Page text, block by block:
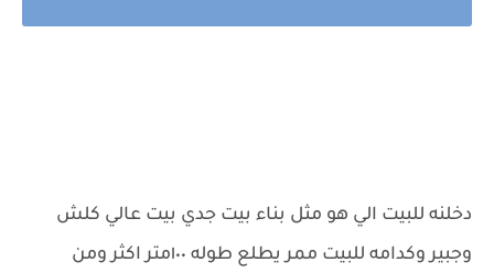
دخلنه للبيت الي هو مثل بناء بيت جدي بيت عالي كلش
وجبير وكدامه للبيت ممر يطلع طوله ١٠٠متر اكثر ومن